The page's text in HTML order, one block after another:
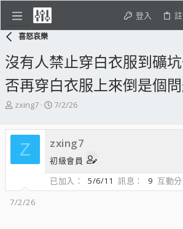
登入
喜怒哀樂
沒有人禁止穿白衣服到礦
否再穿白衣服上來倒是個
主
發
起
人
zxing7
開
日
期
7/2/26
Z zxing7
初級會員
已加入
5/6/11 訊息 9 互動
7/2/26